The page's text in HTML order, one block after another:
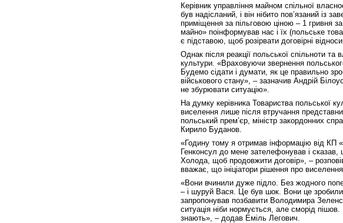
Керівник управління майном спільної
був надісланий, і він нібито пов’язаний із
приміщення за пільговою ціною – 1 гривня
майно» поінформував нас і їх (польське
є підставою, щоб розірвати договірні
Однак після реакції польської спільноти
культури. «Враховуючи звернення
Будемо сідати і думати, як це правильно
військового стану», – зазначив Андрій
не збурювати ситуацію».
На думку керівника Товариства польської
виселення лише після втручання
польський прем’єр, міністр закордонних
Кирило Буданов.
«Годину тому я отримав інформацію від КП
Генконсул до мене зателефонував і
Холода, щоб продовжити договір», –
вважає, що ініціатори рішення про
«Вони вчинили дуже підло. Без жодного
– і шуруй Вася. Це був шок. Вони це
запропонував позбавити Володимира
ситуація ніби нормується, але сморід
знають», – додав Еміль Легович.